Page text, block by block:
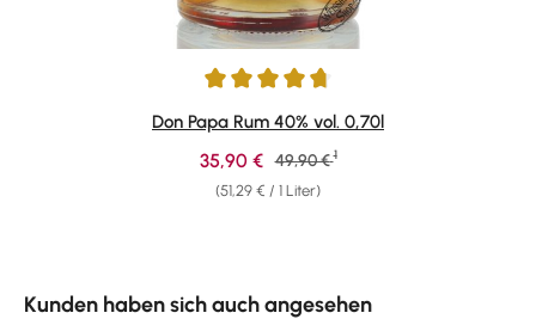
Durchschnittliche Bewertung von 4.87 von 5 Sternen
Don Papa Rum 40% vol. 0,70l
(51,29 € / 1 Liter)
Verkaufspreis:
35,90 € Regulärer Preis:
49,90 € 1
Kunden haben sich auch angesehen